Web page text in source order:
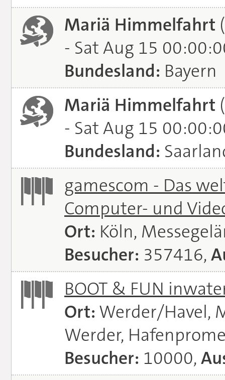
Mariä Himmelfahrt
- Sat Aug 15
Bundesland: Bayern
Mariä Himmelfahrt
- Sat Aug 15
Bundesland:
gamescom - Das
Computer- und
Ort: Köln,
Besucher: 357416,
BOOT & FUN
Ort: Werder/Havel,
Werder,
Besucher: 10000,